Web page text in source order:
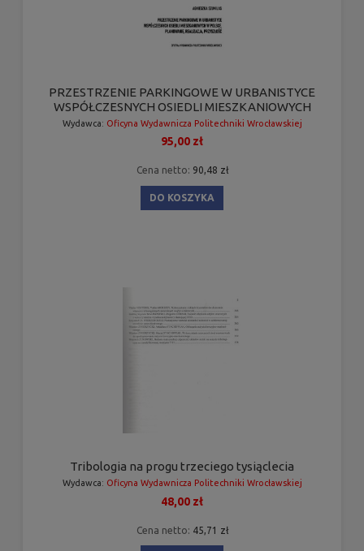
PRZESTRZENIE PARKINGOWE W URBANISTYCE
WSPÓŁCZESNYCH OSIEDLI MIESZKANIOWYCH
Wydawca: Oficyna Wydawnicza Politechniki Wrocławskiej
95,00 zł
Cena netto: 90,48 zł
DO KOSZYKA
Tribologia na progu trzeciego tysiąclecia
Wydawca: Oficyna Wydawnicza Politechniki Wrocławskiej
48,00 zł
Cena netto: 45,71 zł